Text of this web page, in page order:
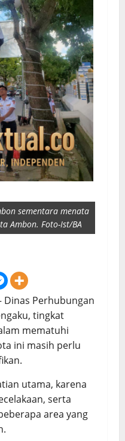
sementara menata
Ambon. Foto-Ist/BA
Dinas Perhubungan
tingkat
mematuhi
ini masih perlu
utama, karena
serta
area yang